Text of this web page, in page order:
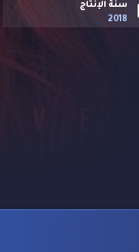
سنة الإنتاج
2018